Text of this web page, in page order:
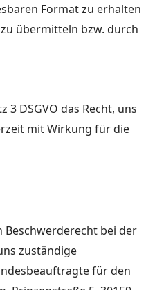
Format zu erhalten
übermitteln bzw. durch
3 DSGVO das Recht, uns
mit Wirkung für die
Beschwerderecht bei der
zuständige
für den